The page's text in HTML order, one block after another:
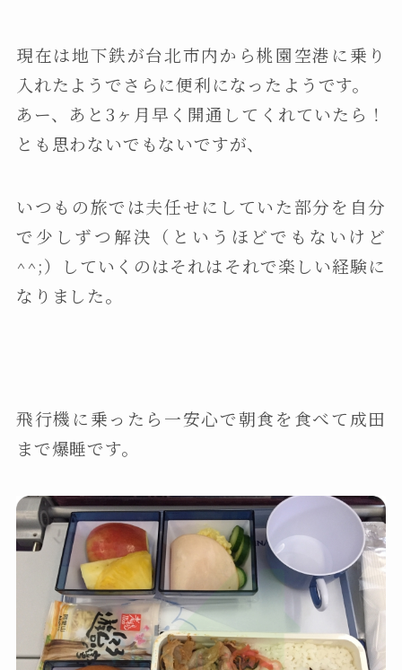
現在は地下鉄が台北市内から桃園空港に乗り
入れたようでさらに便利になったようです。
あー、あと3ヶ月早く開通してくれていたら！
とも思わないでもないですが、
いつもの旅では夫任せにしていた部分を自分
で少しずつ解決（というほどでもないけど
^^;）していくのはそれはそれで楽しい経験に
なりました。
飛行機に乗ったら一安心で朝食を食べて成田
まで爆睡です。